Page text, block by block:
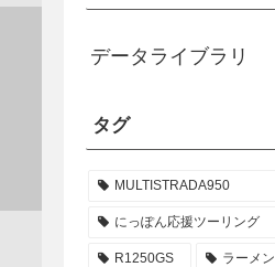
データライブラリ
タグ
MULTISTRADA950
にっぽん応援ツーリング
R1250GS ラーメン